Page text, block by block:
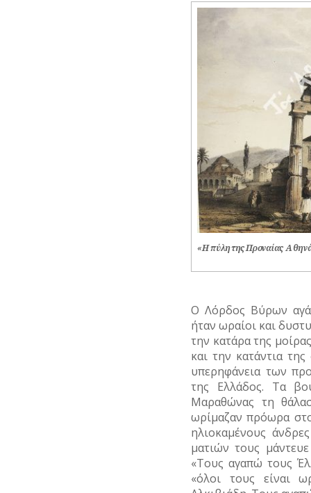
«H πύλη της Προναίας
Ο Λόρδος Βύρων
ήταν ωραίοι και
την κατάρα της
και την κατάντια
υπερηφάνεια των
της Ελλάδος. Τα
Μαραθώνας τη
ωρίμαζαν πρόωρα
ηλιοκαμένους
ματιών τους
«Τους αγαπώ τους
«όλοι τους είναι